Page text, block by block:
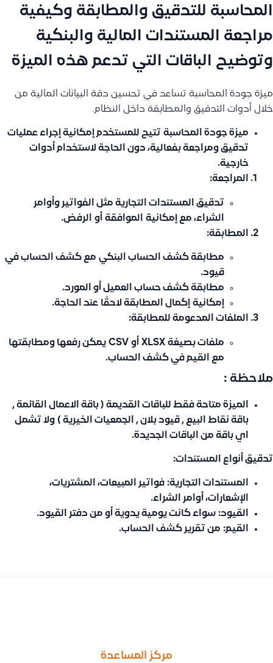
المحاسبة للتدقيق والمطابقة وكيفية
مراجعة المستندات المالية والبنكية
وتوضيح الباقات التي تدعم هذه الميزة
ميزة جودة المحاسبة تساعد في تحسين دقة البيانات المالية من
خلال أدوات التدقيق والمطابقة داخل النظام.
ميزة جودة المحاسبة تتيح للمستخدم إمكانية إجراء عمليات
تدقيق ومراجعة بفعالية، دون الحاجة لاستخدام أدوات
خارجية.
المراجعة:
تدقيق المستندات التجارية مثل الفواتير وأوامر
الشراء، مع إمكانية
الموافقة أو الرفض.
المطابقة:
مطابقة كشف الحساب البنكي مع كشف الحساب في
قيود.
مطابقة كشف حساب العميل أو المورد.
إمكانية إكمال المطابقة لاحقًا عند الحاجة.
الملفات المدعومة للمطابقة:
ملفات بصيغة XLSX أو CSV يمكن رفعها ومطابقتها
مع القيم في كشف الحساب.
ملاحظة :
الميزة متاحة فقط للباقات القديمة ( باقة الاعمال القائمة ,
باقة نقاط البيع , قيود بلان , الجمعيات الخيرية ) ولا تشمل
اي باقة من الباقات الجديدة.
تدقيق أنواع المستندات:
المستندات التجارية: فواتير المبيعات، المشتريات،
الإشعارات، أوامر الشراء.
القيود: سواء كانت يومية يدوية أو من دفتر القيود.
القيم: من تقرير كشف الحساب.
مركز المساعدة